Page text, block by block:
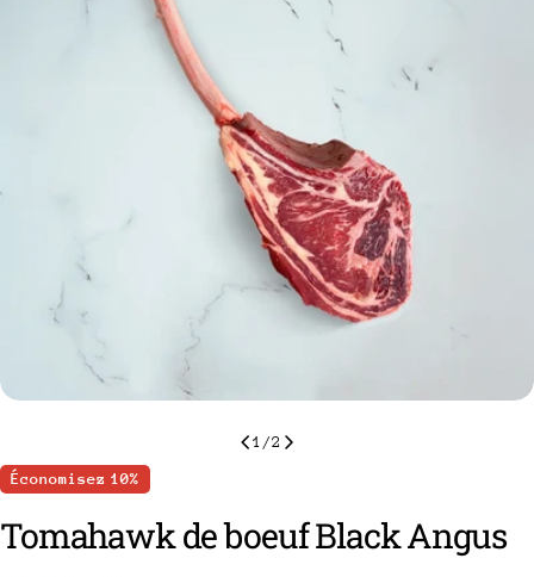
le média 0 en mode modal
1 /2
Économisez 10%
Tomahawk de boeuf Black Angus